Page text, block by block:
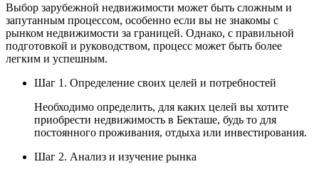
Выбор зарубежной недвижимости может быть сложным и
запутанным процессом, особенно если вы не знакомы с
рынком недвижимости за границей. Однако, с правильной
подготовкой и руководством, процесс может быть более
легким и успешным.
Шаг 1. Определение своих целей и потребностей
Необходимо определить, для каких целей вы хотите
приобрести недвижимость в Бекташе, будь то для
постоянного проживания, отдыха или инвестирования.
Шаг 2. Анализ и изучение рынка